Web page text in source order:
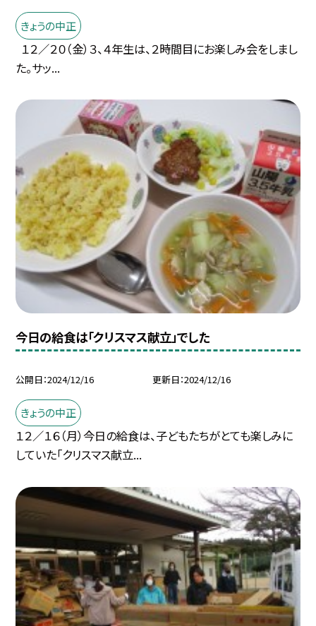
きょうの中正
１２／２０（金）３、４年生は、２時間目にお楽しみ会をしまし
た。サッ...
今日の給食は「クリスマス献立」でした
公開日 2024/12/16 更新日 2024/12/16
きょうの中正
１２／１６（月）今日の給食は、子どもたちがとても楽しみに
していた「クリスマス献立...